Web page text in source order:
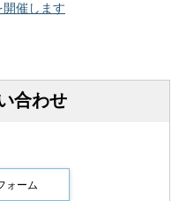
催します
合わせ